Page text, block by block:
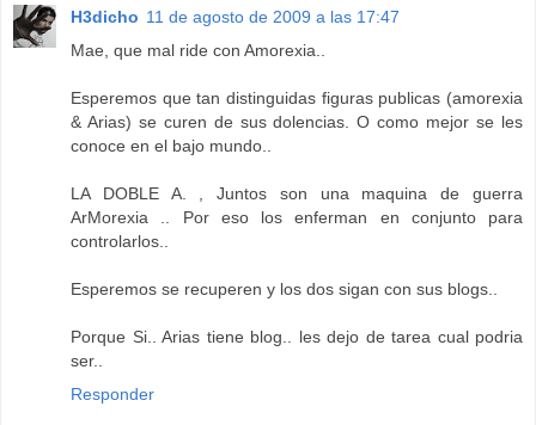
H3dicho 11 de agosto de 2009 a las 17:47
Mae, que mal ride con Amorexia..
Esperemos que tan distinguidas figuras publicas (amorexia
& Arias) se curen de sus dolencias. O como mejor se les
conoce en el bajo mundo..
LA DOBLE A. , Juntos son una maquina de guerra
ArMorexia .. Por eso los enferman en conjunto para
controlarlos..
Esperemos se recuperen y los dos sigan con sus blogs..
Porque Si.. Arias tiene blog.. les dejo de tarea cual podria
ser..
Responder